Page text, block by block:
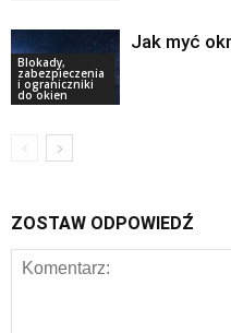
Blokady,
zabezpieczenia
i ograniczniki
do okien
Jak myć
ZOSTAW ODPOWIEDŹ